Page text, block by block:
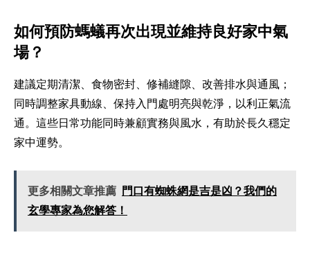
如何預防螞蟻再次出現並維持良好家中氣
場？
建議定期清潔、食物密封、修補縫隙、改善排水與通風；
同時調整家具動線、保持入門處明亮與乾淨，以利正氣流
通。這些日常功能同時兼顧實務與風水，有助於長久穩定
家中運勢。
更多相關文章推薦
門口有蜘蛛網是吉是凶？我們的
玄學專家為您解答！